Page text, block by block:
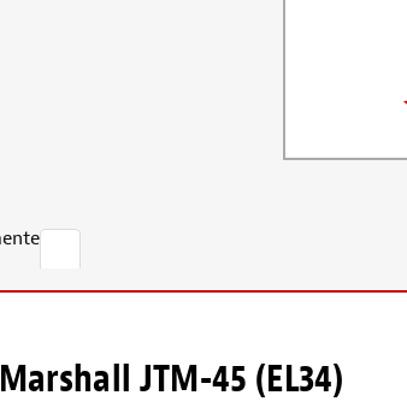
JTM-45 (EL34)